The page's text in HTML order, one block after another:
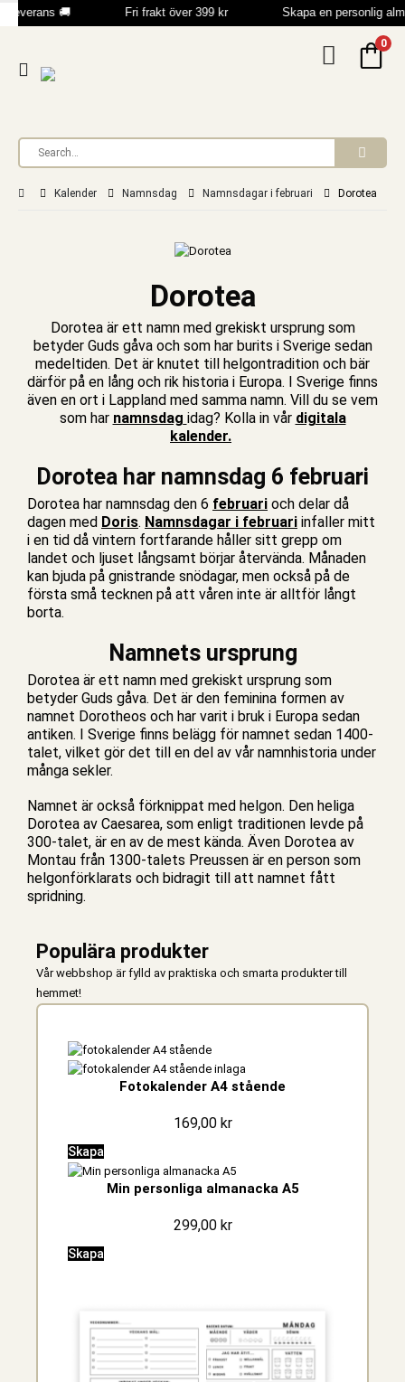
leverans 🚚 Fri frakt över 399 kr Skapa en personlig
0
Kalender Namnsdag Namnsdagar i februari Dorotea
Dorotea
Dorotea är ett namn med grekiskt ursprung som
betyder Guds gåva och som har burits i Sverige sedan
medeltiden. Det är knutet till helgontradition och bär
därför på en lång och rik historia i Europa. I Sverige finns
även en ort i Lappland med samma namn. Vill du se vem
som har namnsdag idag? Kolla in vår digitala
kalender.
Dorotea har namnsdag 6 februari
Dorotea har namnsdag den 6 februari och delar då
dagen med Doris. Namnsdagar i februari infaller mitt
i en tid då vintern fortfarande håller sitt grepp om
landet och ljuset långsamt börjar återvända. Månaden
kan bjuda på gnistrande snödagar, men också på de
första små tecknen på att våren inte är alltför långt
borta.
Namnets ursprung
Dorotea är ett namn med grekiskt ursprung som
betyder Guds gåva. Det är den feminina formen av
namnet Dorotheos och har varit i bruk i Europa sedan
antiken. I Sverige finns belägg för namnet sedan 1400-
talet, vilket gör det till en del av vår namnhistoria under
många sekler.
Namnet är också förknippat med helgon. Den heliga
Dorotea av Caesarea, som enligt traditionen levde på
300-talet, är en av de mest kända. Även Dorotea av
Montau från 1300-talets Preussen är en person som
helgonförklarats och bidragit till att namnet fått
spridning.
Populära produkter
Vår webbshop är fylld av praktiska och smarta produkter till
hemmet!
Fotokalender A4 stående
169,00 kr
Skapa
Min personliga almanacka A5
299,00 kr
Skapa